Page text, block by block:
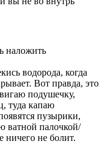
наложить
водорода, когда
Вот правда, это
подушечку,
туда капаю
пузырики,
ватной палочкой/
не болит.